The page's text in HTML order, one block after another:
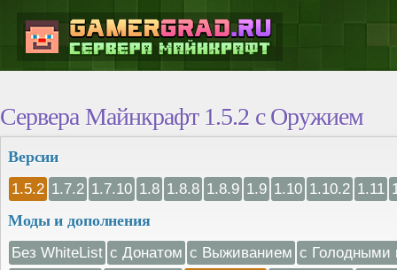
Сервера Майнкрафт 1.5.2 с Оружием
Версии
1.5.2 1.7.2 1.7.10 1.8 1.8.8 1.8.9 1.9 1.10 1.10.2 1.11
Моды и дополнения
Без WhiteList с Донатом с Выживанием с Голодными